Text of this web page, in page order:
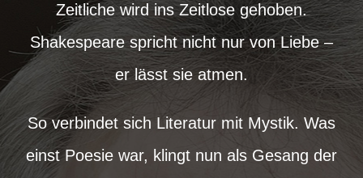
Zeitliche wird ins Zeitlose gehoben.
Shakespeare spricht nicht nur von Liebe –
er lässt sie atmen.
So verbindet sich Literatur mit Mystik. Was
einst Poesie war, klingt nun als Gesang der